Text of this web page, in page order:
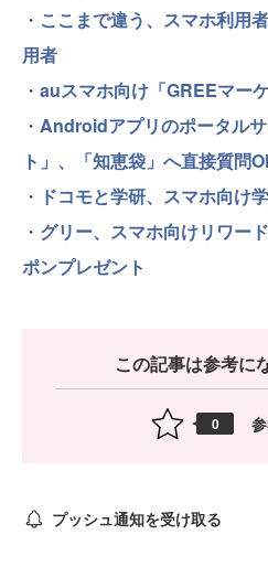
・ ここまで違う、スマホ利用
用者
・ auスマホ向け「GREEマー
・ Androidアプリのポータル
ト」、「知恵袋」へ直接質問
・ ドコモと学研、スマホ向け
・ グリー、スマホ向けリワー
ポンプレゼント
この記事は参考に
0
プッシュ通知を受け取る